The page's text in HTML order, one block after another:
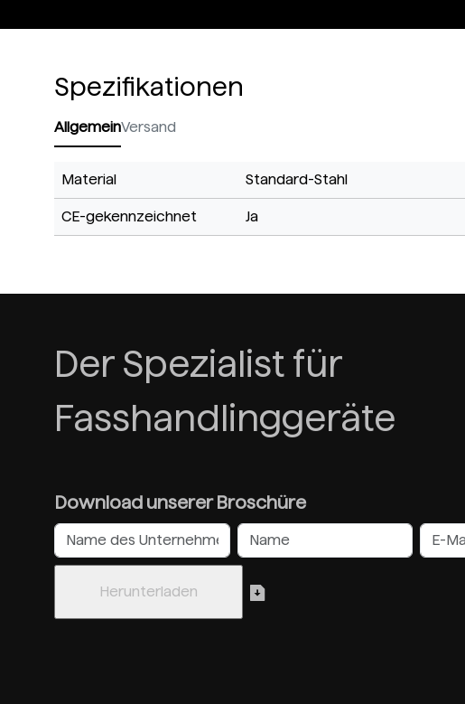
Spezifikationen
AllgemeinVersand
Material Standard-Stahl
CE-gekennzeichnet Ja
Der Spezialist für
Fasshandlinggeräte
Download unserer Broschüre